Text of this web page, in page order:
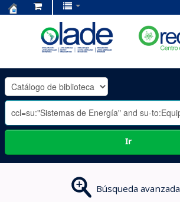
OLADE
-
Ir
Búsqueda avanzada